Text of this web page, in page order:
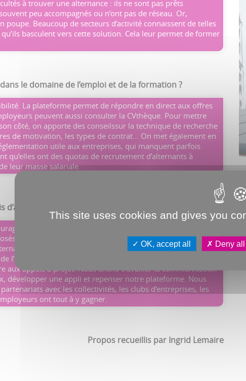
à trouver une alternance : ils ne sont pas prêts
peu accompagnés ou n’ont pas de réseau. Or,
poupe. Beaucoup de secteurs d’activité connaissent de telles
basculent vers cette solution. Cela leur permet de former
le domaine de l’emploi et de la formation ?
La plateforme permet de répondre en direct aux offres
peuvent aussi consulter la CVthèque. Pour mettre
côté, on apporte des conseilssur la technique de recherche
de motivation, les types de contrat… On met également en
utile aux entreprises, qui manquent parfois
qu’elles ont des quotas de recrutement d’alternants à
leur masse salariale.
quel bilan tirez-vous ?
Nous enregistrons un millier de membres,
et plus de 230 entreprises partenaires. Nous totalisons
dont 250 ont été pourvues. On ambitionne de
l’alternance. Nous recherchons des financements pour nous
aux appels à projet. Nous allons travailler la communication
développer une appli et repenser notre plateforme. Nous
avec les collectivités, les clubs d’entreprises, les
ont tout à y gagner.
Propos recueillis par Ingrid Lemaire
This site uses cookies and gives you
OK, accept all Deny